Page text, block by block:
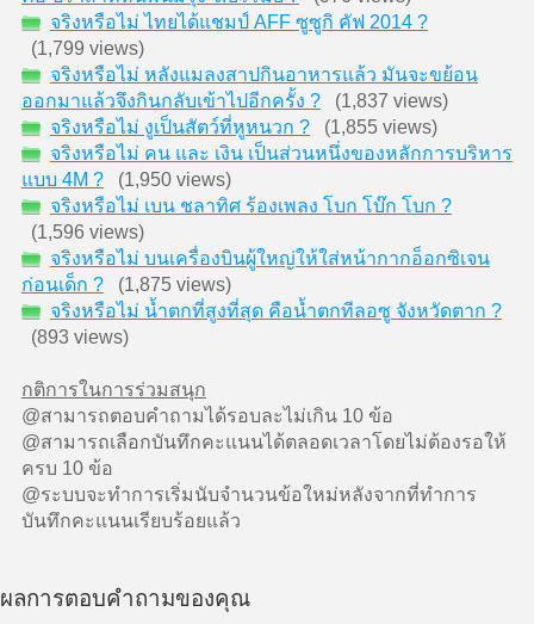
จริงหรือไม่ ไทยได้แชมป์ AFF ซูซูกิ คัฟ 2014 ?
(1,799 views)
จริงหรือไม่ หลังแมลงสาปกินอาหารแล้ว มันจะขย้อน
ออกมาแล้วจึงกินกลับเข้าไปอีกครั้ง ?(1,837 views)
จริงหรือไม่ งูเป็นสัตว์ที่หูหนวก ?(1,855 views)
จริงหรือไม่ คน และ เงิน เป็นส่วนหนึ่งของหลักการบริหาร
แบบ 4M ?(1,950 views)
จริงหรือไม่ เบน ชลาทิศ ร้องเพลง โบก โบ๊ก โบก ?
(1,596 views)
จริงหรือไม่ บนเครื่องบินผู้ใหญ่ให้ใส่หน้ากากอ็อกซิเจน
ก่อนเด็ก ?(1,875 views)
จริงหรือไม่ น้ำตกที่สูงที่สุด คือน้ำตกทีลอซู จังหวัดตาก ?
(893 views)
กติการในการร่วมสนุก
@สามารถตอบคำถามได้รอบละไม่เกิน 10 ข้อ
@สามารถเลือกบันทึกคะแนนได้ตลอดเวลาโดยไม่ต้องรอให้
ครบ 10 ข้อ
@ระบบจะทำการเริ่มนับจำนวนข้อใหม่หลังจากที่ทำการ
บันทึกคะแนนเรียบร้อยแล้ว
ผลการตอบคำถามของคุณ